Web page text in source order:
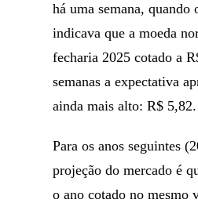
há uma semana, quando
indicava que a moeda
fecharia 2025 cotado a
semanas a expectativa
ainda mais alto: R$ 5,82.
Para os anos seguintes
projeção do mercado é
o ano cotado no mesmo